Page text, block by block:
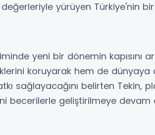
yürüyen Türkiye'nin
yeni bir dönemin kapısını
koruyarak hem de dünyaya
sağlayacağını belirten Tekin,
becerilerle geliştirilmeye devam